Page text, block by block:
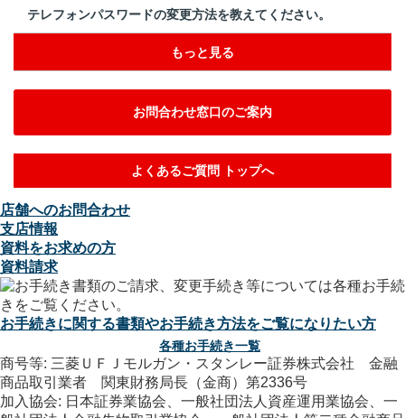
テレフォンパスワードの変更方法を教えてください。
もっと見る
お問合わせ窓口のご案内
よくあるご質問 トップへ
店舗へのお問合わせ
支店情報
資料をお求めの方
資料請求
お手続きに関する書類やお手続き方法をご覧になりたい方
各種お手続き一覧
商号等: 三菱ＵＦＪモルガン・スタンレー証券株式会社 金融
商品取引業者 関東財務局長（金商）第2336号
加入協会: 日本証券業協会、一般社団法人資産運用業協会、一